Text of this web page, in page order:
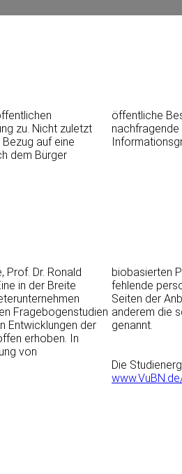
zu. Nicht zuletzt
auf eine
dem Bürger
öffentliche
nachfragende
Prof. Dr. Ronald
in der Breite
Fragebogenstudien
Entwicklungen der
erhoben. In
von
biobasierten
fehlende
Seiten der
anderem die
genannt.
Die